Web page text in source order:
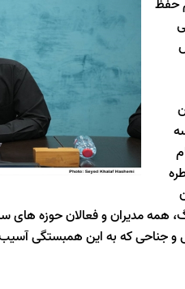
حفظ
همه مدیران و فعالان حوزه های
جناحی که به این همبستگی آسیب